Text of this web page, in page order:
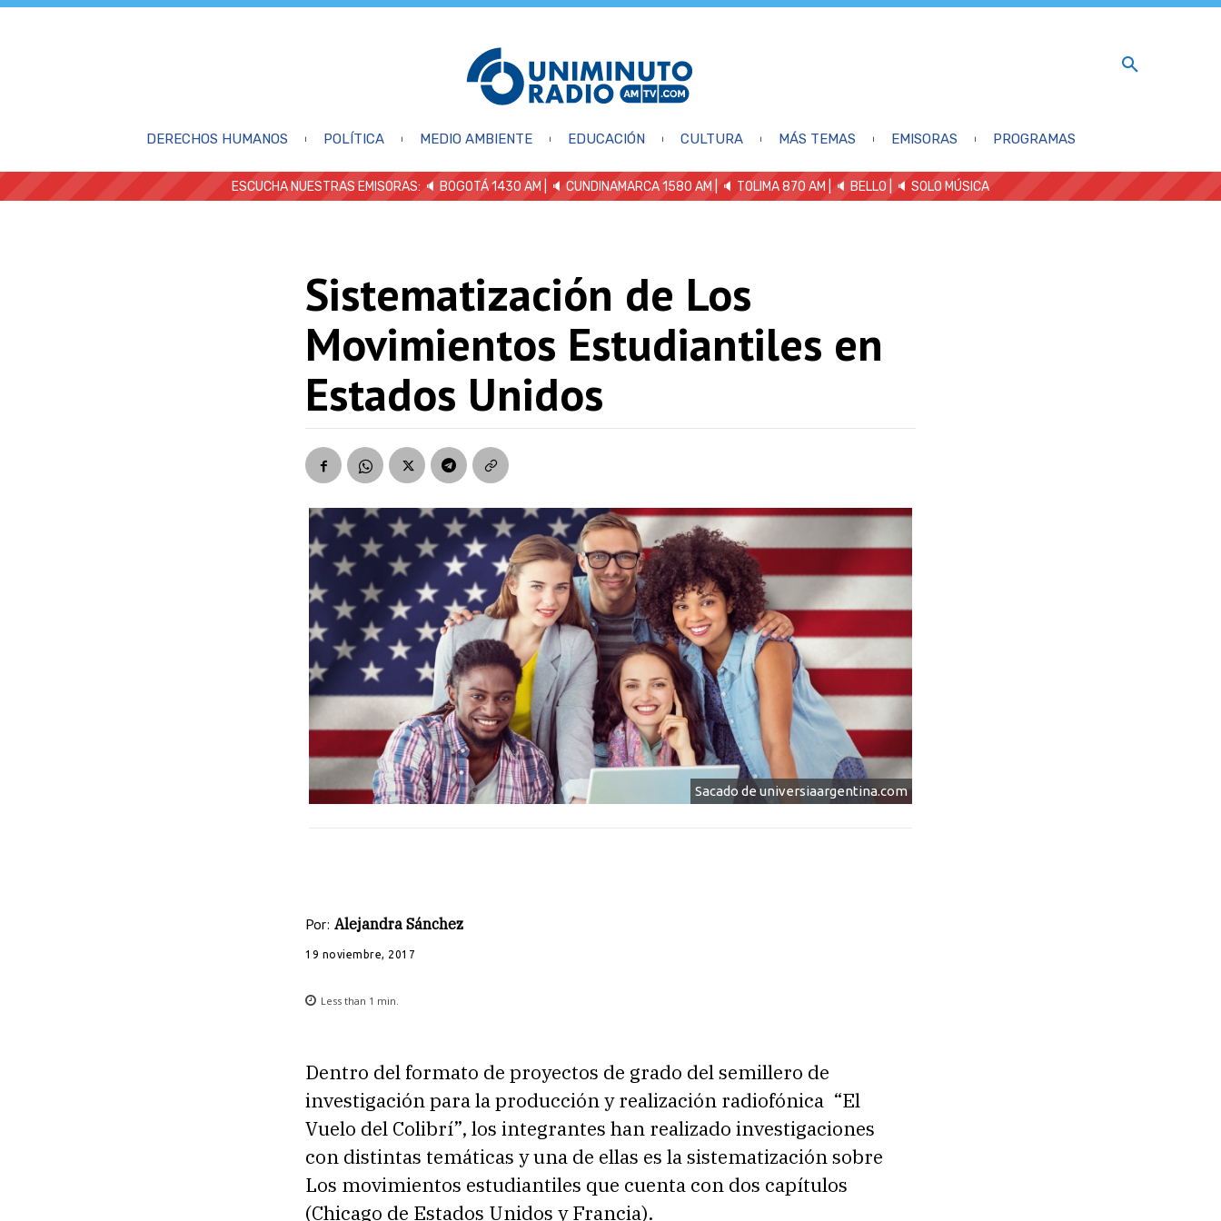
DERECHOS HUMANOS POLÍTICA MEDIO AMBIENTE EDUCACIÓN CULTURA MÁS TEMAS EMISORAS PROGRAMAS
ESCUCHA NUESTRAS EMISORAS: 🔈 BOGOTÁ 1430 AM | 🔈 CUNDINAMARCA 1580 AM | 🔈 TOLIMA 870 AM | 🔈 BELLO 🔈 SOLO MÚSICA
Sistematización de Los
Movimientos Estudiantiles en
Estados Unidos
Sacado de universiaargentina.com
Por: Alejandra Sánchez
19 noviembre, 2017
Less than 1 min.
Dentro del formato de proyectos de grado del semillero de
investigación para la producción y realización radiofónica “El
Vuelo del Colibrí”, los integrantes han realizado investigaciones
con distintas temáticas y una de ellas es la sistematización sobre
Los movimientos estudiantiles que cuenta con dos capítulos
(Chicago de Estados Unidos y Francia).